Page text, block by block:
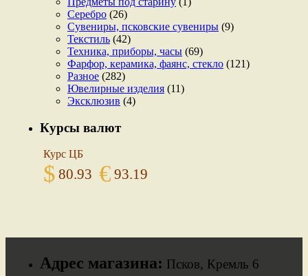
Серебро (26)
Сувениры, псковские сувениры (9)
Текстиль (42)
Техника, приборы, часы (69)
Фарфор, керамика, фаянс, стекло (121)
Разное (282)
Ювелирные изделия (11)
Эксклюзив (4)
Курсы валют
Курс ЦБ
$ 80.93 € 93.19
Адрес магазина: Псков, Кремль 6